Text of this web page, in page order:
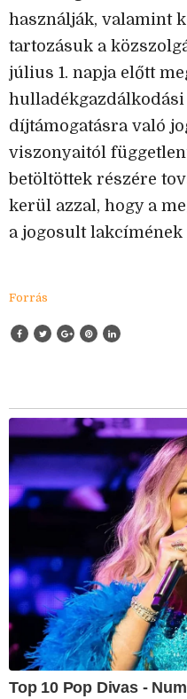
használják, valamint
tartozásuk a
július 1. napja előtt
díjtámogatásra való
viszonyaitól
betöltöttek részére
kerül azzal, hogy a
a jogosult
Forrás
Top 10 Pop Divas -